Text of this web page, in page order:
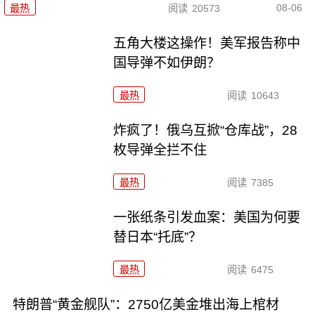
最热 阅读 20573 08-06
五角大楼这操作！美军报告称中
国导弹不如伊朗？
最热 阅读 10643
炸疯了！俄乌互掀“仓库战”，28
枚导弹全拦不住
最热 阅读 7385
一张纸条引发血案：美国为何要
替日本“托底”？
最热 阅读 6475
特朗普“黄金舰队”：2750亿美金堆出海上棺材